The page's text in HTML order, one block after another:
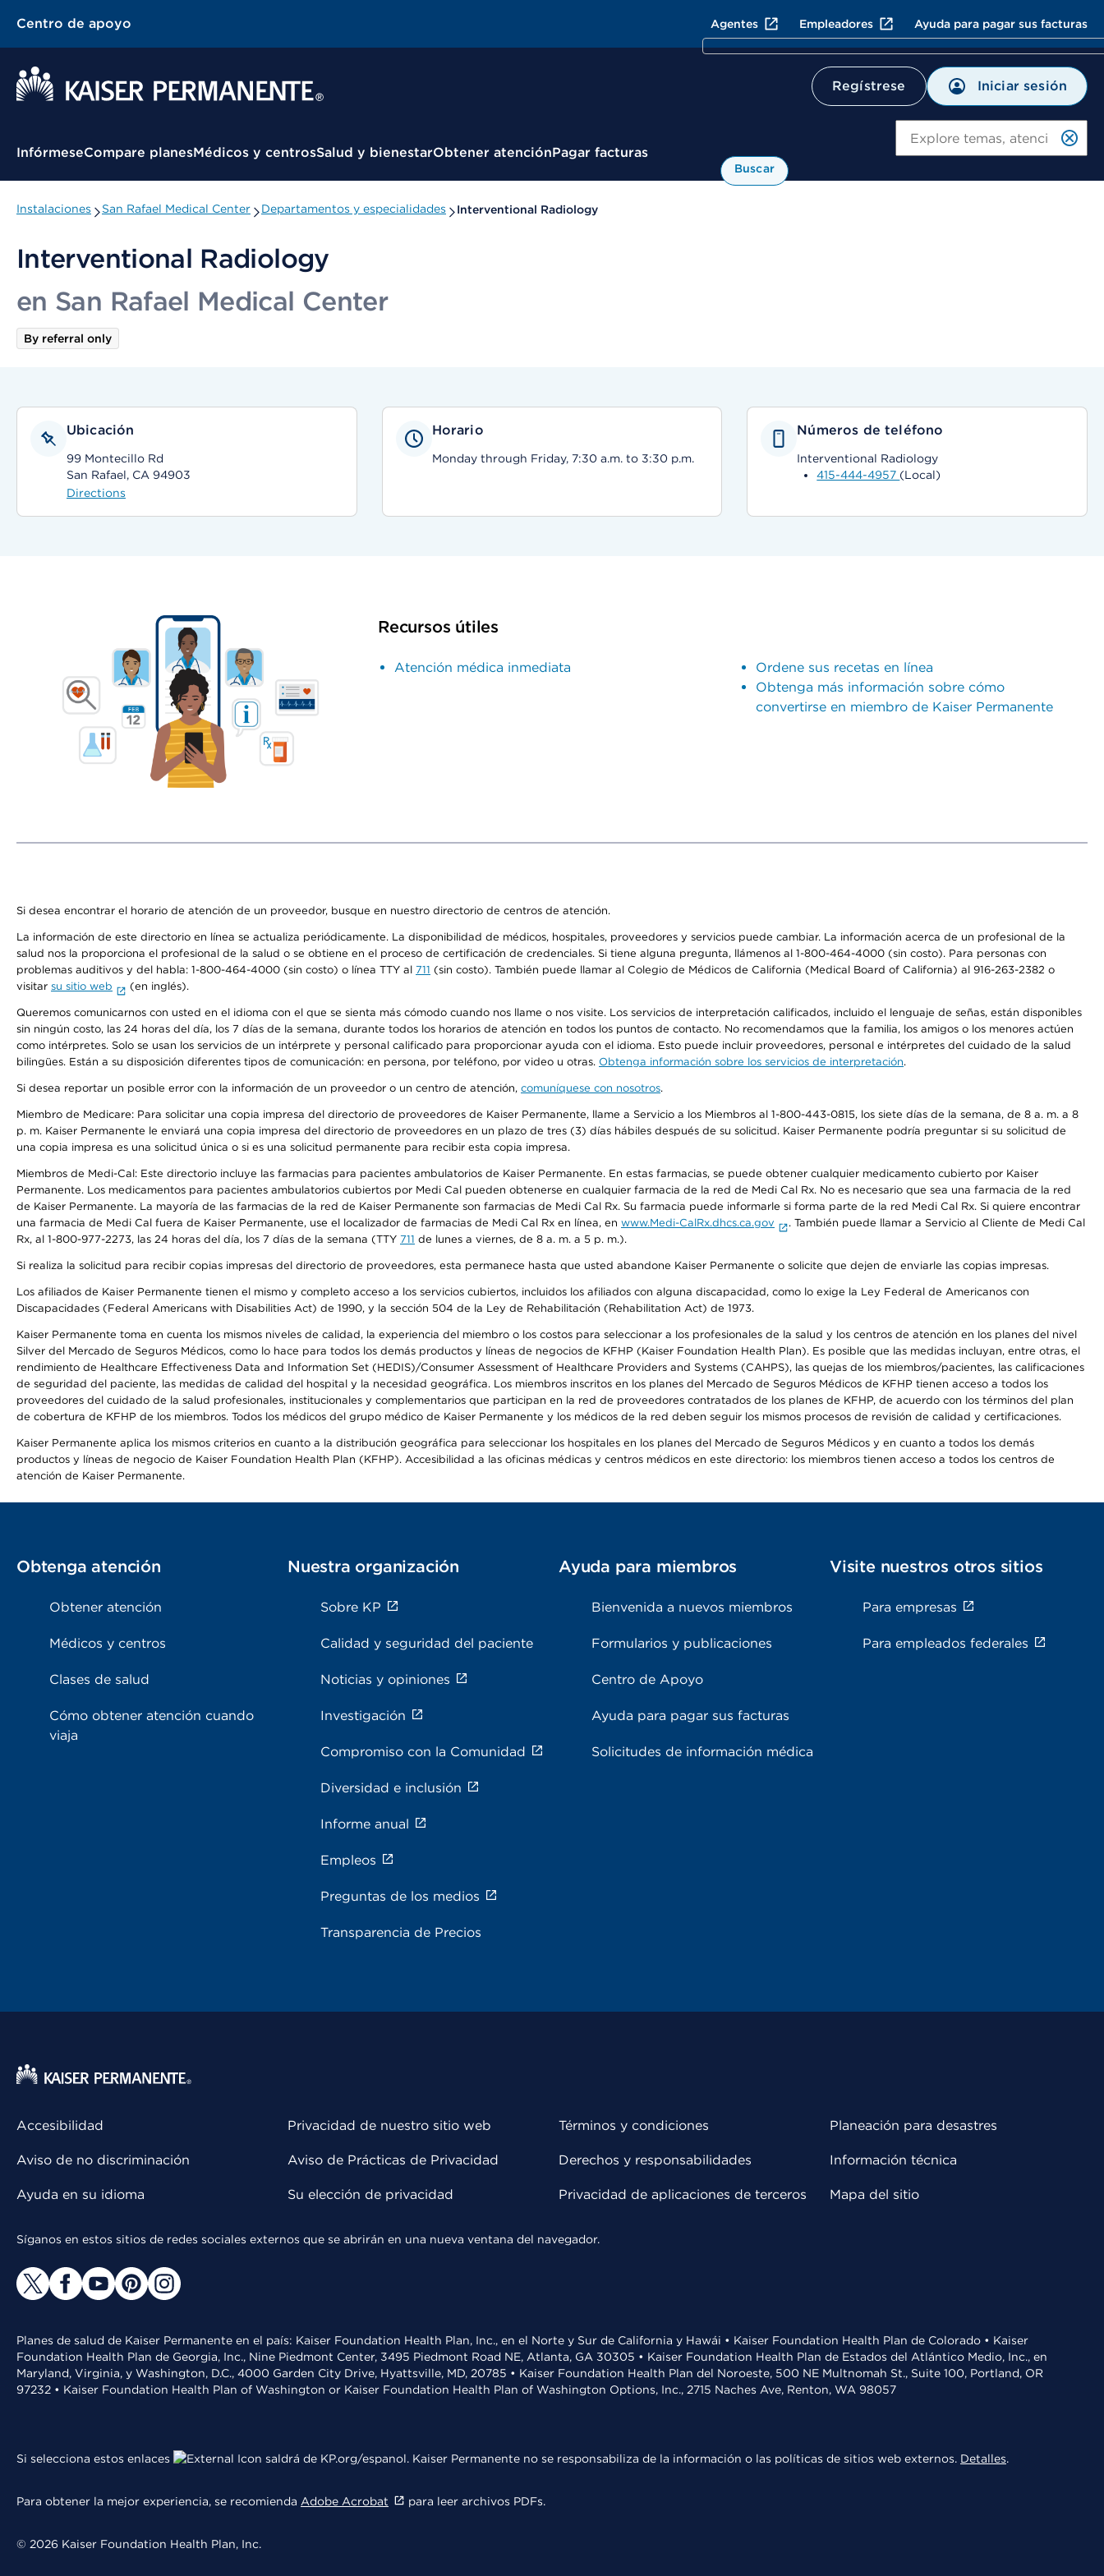
Centro de apoyo Agentes Empleadores Ayuda para pagar sus facturas
Regístrese Iniciar sesión
Menú contextual
InfórmeseCompare planesMédicos y centrosSalud y bienestarObtener atenciónPagar facturas
Buscar
Instalaciones San Rafael Medical Center Departamentos y especialidades Interventional Radiology
Interventional Radiology
en San Rafael Medical Center
By referral only
Ubicación
99 Montecillo Rd
San Rafael, CA 94903
Directions
Horario
Monday through Friday, 7:30 a.m. to 3:30 p.m.
Números de teléfono
Interventional Radiology
415-444-4957 (Local)
Recursos útiles
Atención médica inmediata
Ordene sus recetas en línea
Obtenga más información sobre cómo
convertirse en miembro de Kaiser Permanente
Si desea encontrar el horario de atención de un proveedor, busque en nuestro directorio de centros de atención.
La información de este directorio en línea se actualiza periódicamente. La disponibilidad de médicos, hospitales, proveedores y servicios puede cambiar. La información acerca de un profesional de la
salud nos la proporciona el profesional de la salud o se obtiene en el proceso de certificación de credenciales. Si tiene alguna pregunta, llámenos al 1-800-464-4000 (sin costo). Para personas con
problemas auditivos y del habla: 1-800-464-4000 (sin costo) o línea TTY al 711 (sin costo). También puede llamar al Colegio de Médicos de California (Medical Board of California) al 916-263-2382 o
visitar su sitio web (en inglés).
Queremos comunicarnos con usted en el idioma con el que se sienta más cómodo cuando nos llame o nos visite. Los servicios de interpretación calificados, incluido el lenguaje de señas, están disponibles
sin ningún costo, las 24 horas del día, los 7 días de la semana, durante todos los horarios de atención en todos los puntos de contacto. No recomendamos que la familia, los amigos o los menores actúen
como intérpretes. Solo se usan los servicios de un intérprete y personal calificado para proporcionar ayuda con el idioma. Esto puede incluir proveedores, personal e intérpretes del cuidado de la salud
bilingües. Están a su disposición diferentes tipos de comunicación: en persona, por teléfono, por video u otras. Obtenga información sobre los servicios de interpretación.
Si desea reportar un posible error con la información de un proveedor o un centro de atención, comuníquese con nosotros.
Miembro de Medicare: Para solicitar una copia impresa del directorio de proveedores de Kaiser Permanente, llame a Servicio a los Miembros al 1-800-443-0815, los siete días de la semana, de 8 a. m. a 8
p. m. Kaiser Permanente le enviará una copia impresa del directorio de proveedores en un plazo de tres (3) días hábiles después de su solicitud. Kaiser Permanente podría preguntar si su solicitud de
una copia impresa es una solicitud única o si es una solicitud permanente para recibir esta copia impresa.
Miembros de Medi-Cal: Este directorio incluye las farmacias para pacientes ambulatorios de Kaiser Permanente. En estas farmacias, se puede obtener cualquier medicamento cubierto por Kaiser
Permanente. Los medicamentos para pacientes ambulatorios cubiertos por Medi Cal pueden obtenerse en cualquier farmacia de la red de Medi Cal Rx. No es necesario que sea una farmacia de la red
de Kaiser Permanente. La mayoría de las farmacias de la red de Kaiser Permanente son farmacias de Medi Cal Rx. Su farmacia puede informarle si forma parte de la red Medi Cal Rx. Si quiere encontrar
una farmacia de Medi Cal fuera de Kaiser Permanente, use el localizador de farmacias de Medi Cal Rx en línea, en www.Medi-CalRx.dhcs.ca.gov
. También puede llamar a Servicio al Cliente de Medi Cal
Rx, al 1-800-977-2273, las 24 horas del día, los 7 días de la semana (TTY 711 de lunes a viernes, de 8 a. m. a 5 p. m.).
Si realiza la solicitud para recibir copias impresas del directorio de proveedores, esta permanece hasta que usted abandone Kaiser Permanente o solicite que dejen de enviarle las copias impresas.
Los afiliados de Kaiser Permanente tienen el mismo y completo acceso a los servicios cubiertos, incluidos los afiliados con alguna discapacidad, como lo exige la Ley Federal de Americanos con
Discapacidades (Federal Americans with Disabilities Act) de 1990, y la sección 504 de la Ley de Rehabilitación (Rehabilitation Act) de 1973.
Kaiser Permanente toma en cuenta los mismos niveles de calidad, la experiencia del miembro o los costos para seleccionar a los profesionales de la salud y los centros de atención en los planes del nivel
Silver del Mercado de Seguros Médicos, como lo hace para todos los demás productos y líneas de negocios de KFHP (Kaiser Foundation Health Plan). Es posible que las medidas incluyan, entre otras, el
rendimiento de Healthcare Effectiveness Data and Information Set (HEDIS)/Consumer Assessment of Healthcare Providers and Systems (CAHPS), las quejas de los miembros/pacientes, las calificaciones
de seguridad del paciente, las medidas de calidad del hospital y la necesidad geográfica. Los miembros inscritos en los planes del Mercado de Seguros Médicos de KFHP tienen acceso a todos los
proveedores del cuidado de la salud profesionales, institucionales y complementarios que participan en la red de proveedores contratados de los planes de KFHP, de acuerdo con los términos del plan
de cobertura de KFHP de los miembros. Todos los médicos del grupo médico de Kaiser Permanente y los médicos de la red deben seguir los mismos procesos de revisión de calidad y certificaciones.
Kaiser Permanente aplica los mismos criterios en cuanto a la distribución geográfica para seleccionar los hospitales en los planes del Mercado de Seguros Médicos y en cuanto a todos los demás
productos y líneas de negocio de Kaiser Foundation Health Plan (KFHP). Accesibilidad a las oficinas médicas y centros médicos en este directorio: los miembros tienen acceso a todos los centros de
atención de Kaiser Permanente.
Obtenga atención
Obtener atención
Médicos y centros
Clases de salud
Cómo obtener atención cuando
viaja
Nuestra organización
Sobre KP
Calidad y seguridad del paciente
Noticias y opiniones
Investigación
Compromiso con la Comunidad
Diversidad e inclusión
Informe anual
Empleos
Preguntas de los medios
Transparencia de Precios
Ayuda para miembros
Bienvenida a nuevos miembros
Formularios y publicaciones
Centro de Apoyo
Ayuda para pagar sus facturas
Solicitudes de información médica
Visite nuestros otros sitios
Para empresas
Para empleados federales
Accesibilidad
Aviso de no discriminación
Ayuda en su idioma
Privacidad de nuestro sitio web
Aviso de Prácticas de Privacidad
Su elección de privacidad
Términos y condiciones
Derechos y responsabilidades
Privacidad de aplicaciones de terceros
Planeación para desastres
Información técnica
Mapa del sitio
Síganos en estos sitios de redes sociales externos que se abrirán en una nueva ventana del navegador.
Planes de salud de Kaiser Permanente en el país: Kaiser Foundation Health Plan, Inc., en el Norte y Sur de California y Hawái • Kaiser Foundation Health Plan de Colorado • Kaiser
Foundation Health Plan de Georgia, Inc., Nine Piedmont Center, 3495 Piedmont Road NE, Atlanta, GA 30305 • Kaiser Foundation Health Plan de Estados del Atlántico Medio, Inc., en
Maryland, Virginia, y Washington, D.C., 4000 Garden City Drive, Hyattsville, MD, 20785 • Kaiser Foundation Health Plan del Noroeste, 500 NE Multnomah St., Suite 100, Portland, OR
97232 • Kaiser Foundation Health Plan of Washington or Kaiser Foundation Health Plan of Washington Options, Inc., 2715 Naches Ave, Renton, WA 98057
Si selecciona estos enlaces saldrá de KP.org/espanol. Kaiser Permanente no se responsabiliza de la información o las políticas de sitios web externos. Detalles.
Para obtener la mejor experiencia, se recomienda Adobe Acrobat para leer archivos PDFs.
© 2026 Kaiser Foundation Health Plan, Inc.